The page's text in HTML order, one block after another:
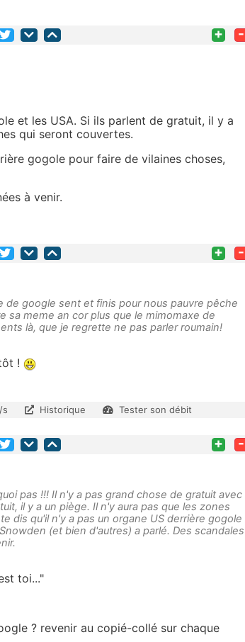
+ -
et les USA. Si ils parlent de gratuit, il y a
qui seront couvertes.
gogole pour faire de vilaines choses,
à venir.
+ -
de google sent et finis pour nous pauvre pêche
sa meme an cor plus que le mimomaxe de
là, que je regrette ne pas parler roumain!
!
s Historique Tester son débit
+ -
pas !!! Il n'y a pas grand chose de gratuit avec
il y a un piège. Il n'y aura pas que les zones
dis qu'il n'y a pas un organe US derrière gogole
(et bien d'autres) a parlé. Des scandales
toi..."
? revenir au copié-collé sur chaque